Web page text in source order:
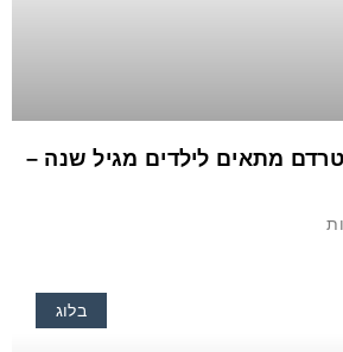
מתאים לילדים מגיל שנה –
בלוג